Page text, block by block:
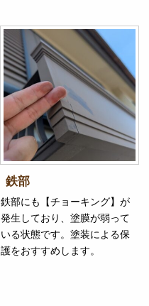
鉄部
鉄部にも【チョーキング】が
発生しており、塗膜が弱って
いる状態です。塗装による保
護をおすすめします。